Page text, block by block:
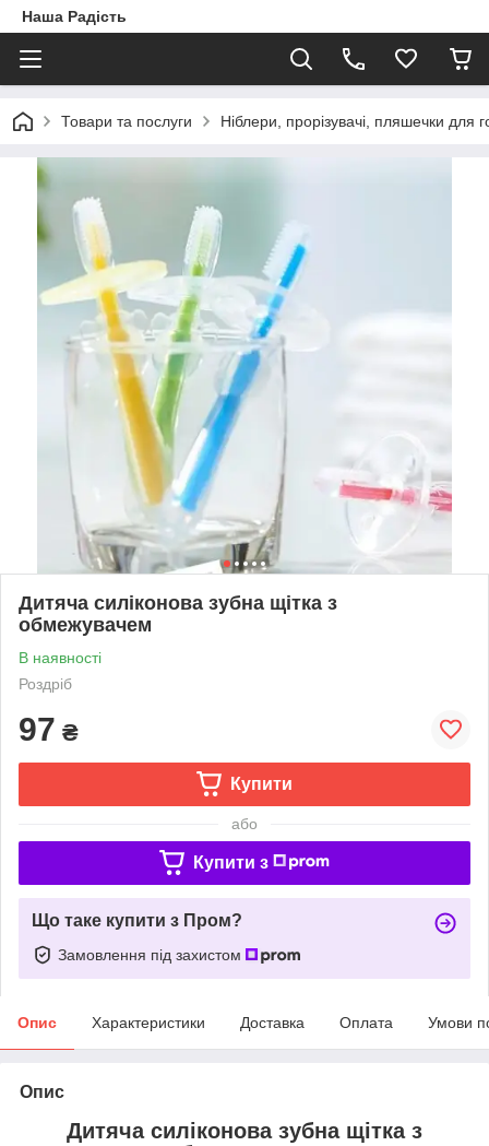
Наша Радість
Товари та послуги Ніблери, прорізувачі, пляшечки для
Дитяча силіконова зубна щітка з
обмежувачем
В наявності
Роздріб
97 ₴
Купити
або
Купити з
Що таке купити з Пром?
Замовлення під захистом
Опис Характеристики Доставка Оплата Умови
Опис
Дитяча силіконова зубна щітка з